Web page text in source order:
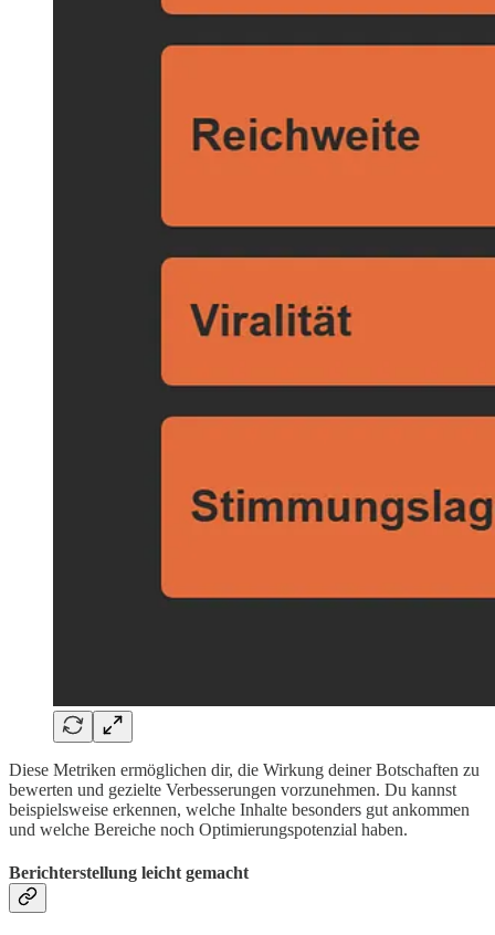
Diese Metriken ermöglichen dir, die Wirkung deiner Botschaften zu
bewerten und gezielte Verbesserungen vorzunehmen. Du kannst
beispielsweise erkennen, welche Inhalte besonders gut ankommen
und welche Bereiche noch Optimierungspotenzial haben.
Berichterstellung leicht gemacht